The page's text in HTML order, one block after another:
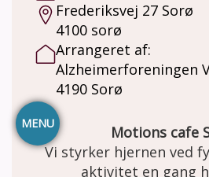
MENU
Frederiksvej 27 Sorø
4100 sorø
Arrangeret af:
Alzheimerforeningen
4190 Sorø
Motions cafe
Vi styrker hjernen ved
aktivitet en gang